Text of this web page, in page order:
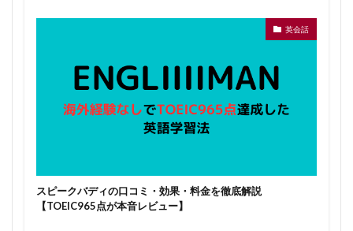
英会話
スピークバディの口コミ・効果・料金を徹底解説
【TOEIC965点が本音レビュー】